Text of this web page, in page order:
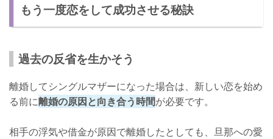
もう一度恋をして成功させる秘訣
過去の反省を生かそう
離婚してシングルマザーになった場合は、新しい恋を始め
る前に離婚の原因と向き合う時間が必要です。
相手の浮気や借金が原因で離婚したとしても、旦那への愛